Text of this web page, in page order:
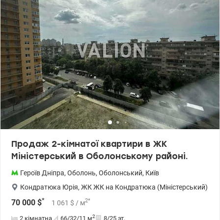
Продаж 2-кімнатої квартири в ЖК
Міністерський в Оболонському районі.
Героїв Дніпра, Оболонь, Оболонський, Київ
Кондратюка Юрія, ЖК ЖК на Кондратюка (Міністерський)
70 000 $* 1 061 $ / м2*
2 кімнатна 66/32/11 м2 8/25 эт.